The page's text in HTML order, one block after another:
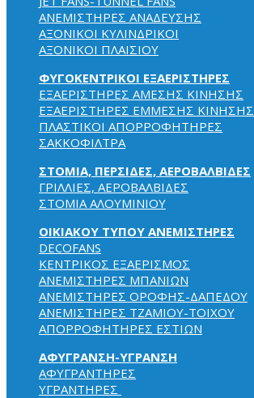
ΑΝΕΜΙΣΤΗΡΕΣ ΑΝΑΔΕΥΣΗΣ
ΑΞΟΝΙΚΟΙ ΚΥΛΙΝΔΡΙΚΟΙ
ΑΞΟΝΙΚΟΙ ΠΛΑΙΣΙΟΥ
ΦΥΓΟΚΕΝΤΡΙΚΟΙ ΕΞΑΕΡΙΣΤΗΡΕΣ
ΕΞΑΕΡΙΣΤΗΡΕΣ ΑΜΕΣΗΣ ΚΙΝΗΣΗΣ
ΕΞΑΕΡΙΣΤΗΡΕΣ ΕΜΜΕΣΗΣ ΚΙΝΗΣΗΣ
ΠΛΑΣΤΙΚΟΙ ΑΠΟΡΡΟΦΗΤΗΡΕΣ
ΣΑΚΚΟΦΙΛΤΡΑ
ΣΤΟΜΙΑ, ΠΕΡΣΙΔΕΣ, ΑΕΡΟΒΑΛΒΙΔΕΣ
ΓΡΙΛΛΙΕΣ, ΑΕΡΟΒΑΛΒΙΔΕΣ
ΣΤΟΜΙΑ ΑΛΟΥΜΙΝΙΟΥ
ΟΙΚΙΑΚΟΥ ΤΥΠΟΥ ΑΝΕΜΙΣΤΗΡΕΣ
DECOFANS
KENTPIKOΣ EΞAEPIΣMOΣ
ΑΝΕΜΙΣΤΗΡΕΣ ΜΠΑΝΙΩΝ
ΑΝΕΜΙΣΤΗΡΕΣ ΟΡΟΦΗΣ-ΔΑΠΕΔΟΥ
ΑΝΕΜΙΣΤΗΡΕΣ ΤΖΑΜΙΟΥ-ΤΟΙΧΟΥ
ΑΠΟΡΡΟΦΗΤΗΡΕΣ ΕΣΤΙΩΝ
ΑΦΥΓΡΑΝΣΗ-ΥΓΡΑΝΣΗ
ΑΦΥΓΡΑΝΤΗΡΕΣ
ΥΓΡΑΝΤΗΡΕΣ